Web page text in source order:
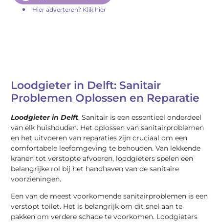
Hier adverteren? Klik hier
Loodgieter in Delft: Sanitair
Problemen Oplossen en Reparatie
Loodgieter in Delft, Sanitair is een essentieel onderdeel
van elk huishouden. Het oplossen van sanitairproblemen
en het uitvoeren van reparaties zijn cruciaal om een
comfortabele leefomgeving te behouden. Van lekkende
kranen tot verstopte afvoeren, loodgieters spelen een
belangrijke rol bij het handhaven van de sanitaire
voorzieningen.
Een van de meest voorkomende sanitairproblemen is een
verstopt toilet. Het is belangrijk om dit snel aan te
pakken om verdere schade te voorkomen. Loodgieters